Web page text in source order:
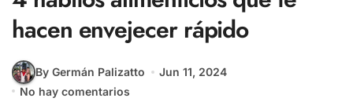
hacen envejecer rápido
By Germán Palizatto
Jun 11, 2024
No hay comentarios